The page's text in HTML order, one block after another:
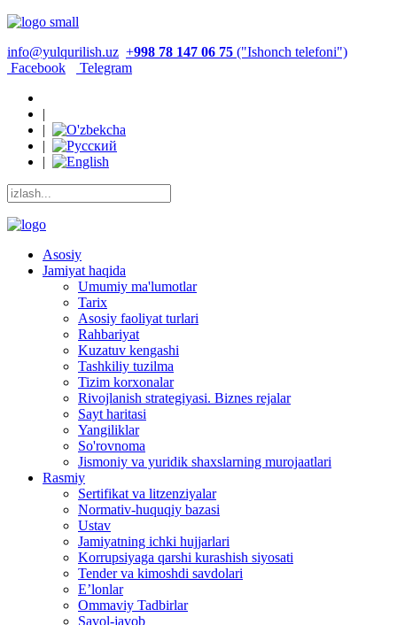
info@yulqurilish.uz +998 78 147 06 75 ("Ishonch telefoni")
Facebook
Telegram
|
|
|
|
Asosiy
Jamiyat haqida
Umumiy ma'lumotlar
Tarix
Asosiy faoliyat turlari
Rahbariyat
Kuzatuv kengashi
Tashkiliy tuzilma
Tizim korxonalar
Rivojlanish strategiyasi. Biznes rejalar
Sayt haritasi
Yangiliklar
So'rovnoma
Jismoniy va yuridik shaxslarning murojaatlari
Rasmiy
Sertifikat va litzenziyalar
Normativ-huquqiy bazasi
Ustav
Jamiyatning ichki hujjarlari
Korrupsiyaga qarshi kurashish siyosati
Tender va kimoshdi savdolari
E’lonlar
Ommaviy Tadbirlar
Savol-javob